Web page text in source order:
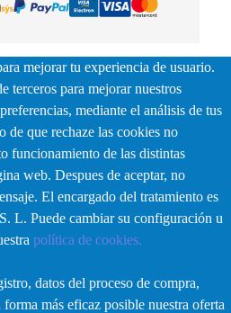
mejorar tu experiencia de usuario.
terceros para mejorar nuestros
mediante el análisis de tus
de que rechaze las cookies no
funcionamiento de las distintas
web. Despues de aceptar, no
El encargado del tratamiento es
L. Puede cambiar su configuración u
política de cookies.
datos del proceso de compra,
más eficaz posible nuestra oferta